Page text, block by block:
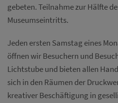
gebeten. Teilnahme zur Hälfte
Museumseintritts.
Jeden ersten Samstag eines
öffnen wir Besuchern und
Lichtstube und bieten allen
sich in den Räumen der
kreativer Beschäftigung in